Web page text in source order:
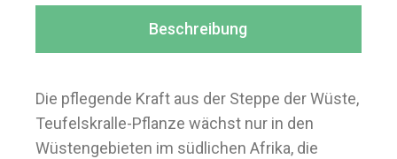
Beschreibung
Die pflegende Kraft aus der Steppe der Wüste,
Teufelskralle-Pflanze wächst nur in den
Wüstengebieten im südlichen Afrika, die